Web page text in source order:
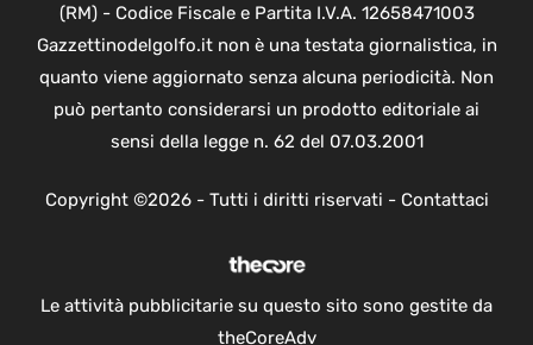
(RM) - Codice Fiscale e Partita I.V.A. 12658471003
Gazzettinodelgolfo.it non è una testata giornalistica, in
quanto viene aggiornato senza alcuna periodicità. Non
può pertanto considerarsi un prodotto editoriale ai
sensi della legge n. 62 del 07.03.2001
Copyright ©2026 - Tutti i diritti riservati - Contattaci
Le attività pubblicitarie su questo sito sono gestite da
theCoreAdv